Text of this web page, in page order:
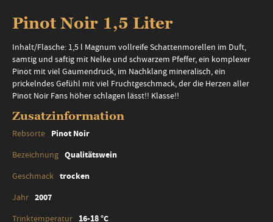
Anfang
der
springen
Pinot Noir 1,5 Liter
Inhalt/Flasche: 1,5 l Magnum vollreife Schattenmorellen im Duft,
samtig und saftig mit Nelke und schwarzem Pfeffer, ein komplexer
Pinot mit viel Gaumendruck, im Nachklang mineralisch, ein
prickelndes Gefühl mit viel Fruchtgeschmack, der die Herzen aller
Pinot Noir Fans höher schlagen lässt!! Klasse!!
Zusatzinformation
Zusatzinformation
Pinot Noir
Qualitätswein
trocken
2007
16-18 °C